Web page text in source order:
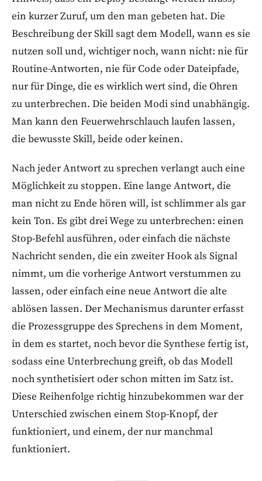
ein kurzer Zuruf, um den man gebeten hat. Die
Beschreibung der Skill sagt dem Modell, wann es sie
nutzen soll und, wichtiger noch, wann nicht: nie für
Routine-Antworten, nie für Code oder Dateipfade,
nur für Dinge, die es wirklich wert sind, die Ohren
zu unterbrechen. Die beiden Modi sind unabhängig.
Man kann den Feuerwehrschlauch laufen lassen,
die bewusste Skill, beide oder keinen.
Nach jeder Antwort zu sprechen verlangt auch eine
Möglichkeit zu stoppen. Eine lange Antwort, die
man nicht zu Ende hören will, ist schlimmer als gar
kein Ton. Es gibt drei Wege zu unterbrechen: einen
Stop-Befehl ausführen, oder einfach die nächste
Nachricht senden, die ein zweiter Hook als Signal
nimmt, um die vorherige Antwort verstummen zu
lassen, oder einfach eine neue Antwort die alte
ablösen lassen. Der Mechanismus darunter erfasst
die Prozessgruppe des Sprechens in dem Moment,
in dem es startet, noch bevor die Synthese fertig ist,
sodass eine Unterbrechung greift, ob das Modell
noch synthetisiert oder schon mitten im Satz ist.
Diese Reihenfolge richtig hinzubekommen war der
Unterschied zwischen einem Stop-Knopf, der
funktioniert, und einem, der nur manchmal
funktioniert.